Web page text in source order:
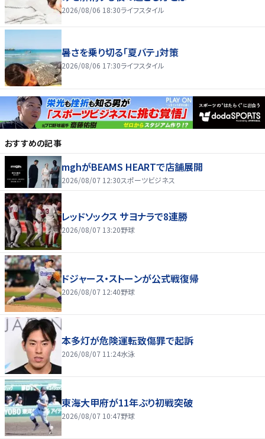
2026/08/06 18:30ライフスタイル
暑さを乗り切る「夏バテ」対策
2026/08/06 17:30ライフスタイル
おすすめの記事
mghがBEAMS HEARTで店舗展開
2026/08/07 12:30スポーツビジネス
レッドソックス サヨナラで8連勝
2026/08/07 13:20野球
ドジャース・ストーンが公式戦復帰
2026/08/07 12:40野球
本多灯が危険運転致傷罪で起訴
2026/08/07 11:24水泳
東海大甲府が11年ぶり初戦突破
2026/08/07 10:47野球